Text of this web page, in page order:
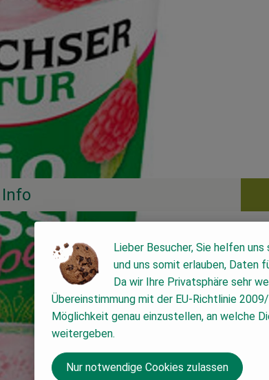
Info
Lieber Besucher, Sie helfen uns
und uns somit erlauben, Daten
Da wir Ihre Privatsphäre sehr
Übereinstimmung mit der EU-Richtlinie
Möglichkeit genau einzustellen, an welche
weitergeben.
Nur notwendige Cookies zulassen